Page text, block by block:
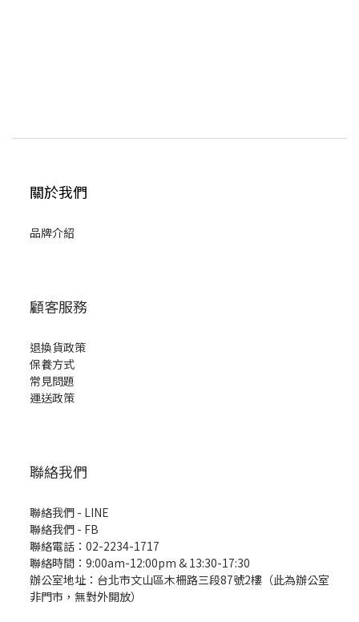
關於我們
品牌介紹
顧客服務
退換貨政策
保養方式
常見問題
運送政策
聯絡我們
聯絡我們 - LINE
聯絡我們 - FB
聯絡電話：02-2234-1717
聯絡時間：9:00am-12:00pm & 13:30-17:30
辦公室地址：台北市文山區木柵路三段87號2樓（此為辦公室
非門市，無對外開放）